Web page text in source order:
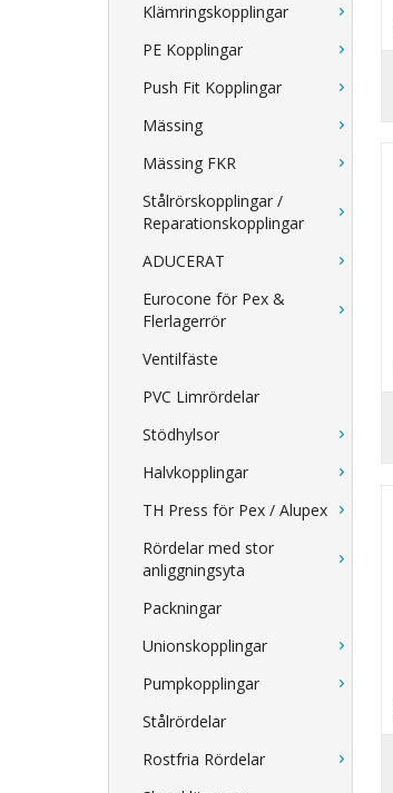
Klämringskopplingar
PE Kopplingar
Push Fit Kopplingar
Mässing
Mässing FKR
Stålrörskopplingar /
Reparationskopplingar
ADUCERAT
Eurocone för Pex &
Flerlagerrör
Ventilfäste
PVC Limrördelar
Stödhylsor
Halvkopplingar
TH Press för Pex / Alupex
Rördelar med stor
anliggningsyta
Packningar
Unionskopplingar
Pumpkopplingar
Stålrördelar
Rostfria Rördelar